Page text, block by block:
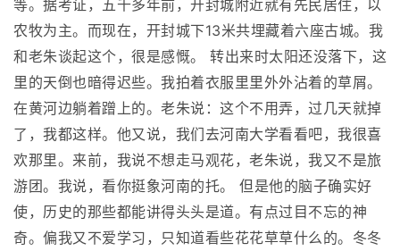
等。据考证，五千多年前，开封城附近就有先民居住，以
农牧为主。而现在，开封城下13米共埋藏着六座古城。我
和老朱谈起这个，很是感慨。 转出来时太阳还没落下，这
里的天倒也暗得迟些。我拍着衣服里里外外沾着的草屑。
在黄河边躺着蹭上的。老朱说：这个不用弄，过几天就掉
了，我都这样。他又说，我们去河南大学看看吧，我很喜
欢那里。来前，我说不想走马观花，老朱说，我又不是旅
游团。我说，看你挺象河南的托。 但是他的脑子确实好
使，历史的那些都能讲得头头是道。有点过目不忘的神
奇。偏我又不爱学习，只知道看些花花草草什么的。冬冬